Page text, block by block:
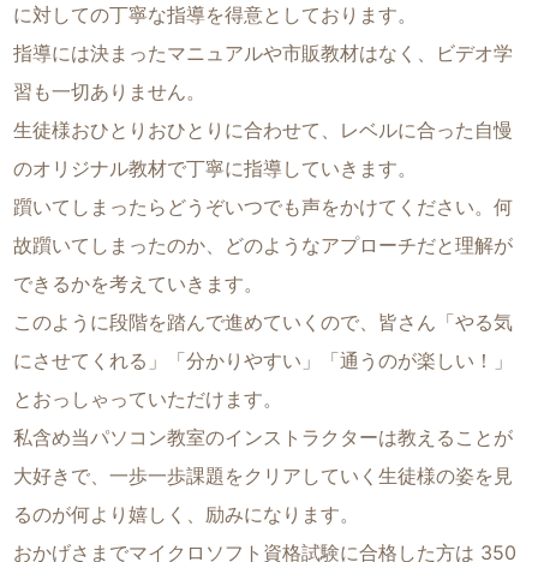
に対しての丁寧な指導を得意としております。
指導には決まったマニュアルや市販教材はなく、ビデオ学
習も一切ありません。
生徒様おひとりおひとりに合わせて、レベルに合った自慢
のオリジナル教材で丁寧に指導していきます。
躓いてしまったらどうぞいつでも声をかけてください。何
故躓いてしまったのか、どのようなアプローチだと理解が
できるかを考えていきます。
このように段階を踏んで進めていくので、皆さん「やる気
にさせてくれる」「分かりやすい」「通うのが楽しい！」
とおっしゃっていただけます。
私含め当パソコン教室のインストラクターは教えることが
大好きで、一歩一歩課題をクリアしていく生徒様の姿を見
るのが何より嬉しく、励みになります。
おかげさまでマイクロソフト資格試験に合格した方は 350